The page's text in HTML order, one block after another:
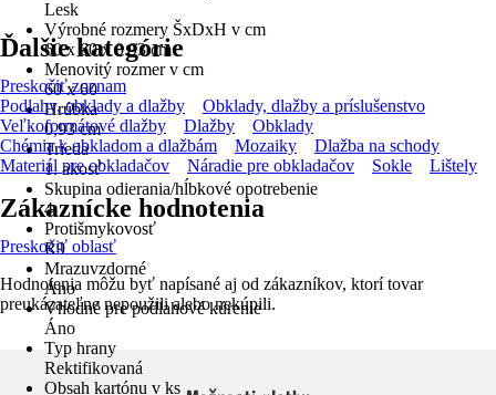
Lesk
Výrobné rozmery ŠxDxH v cm
60 x 60 x 0.93 cm
Menovitý rozmer v cm
60 x 60
Hrúbka
0,93 cm
Trieda
1. akosť
Skupina odierania/hĺbkové opotrebenie
4
Protišmykovosť
R9
Mrazuvzdorné
Áno
Vhodné pre podlahové kúrenie
Áno
Typ hrany
Rektifikovaná
Obsah kartónu v ks
Ďalšie kategórie
Preskočiť zoznam
Podlahy, obklady a dlažby
Obklady, dlažby a príslušenstvo
Veľkoformátové dlažby
Dlažby
Obklady
Chémia k obkladom a dlažbám
Mozaiky
Dlažba na schody
Materiál pre obkladačov
Náradie pre obkladačov Sokle Lištely
Zákaznícke hodnotenia
Preskočiť oblasť
Hodnotenia môžu byť napísané aj od zákazníkov, ktorí tovar
preukázateľne nepoužili alebo nekúpili.